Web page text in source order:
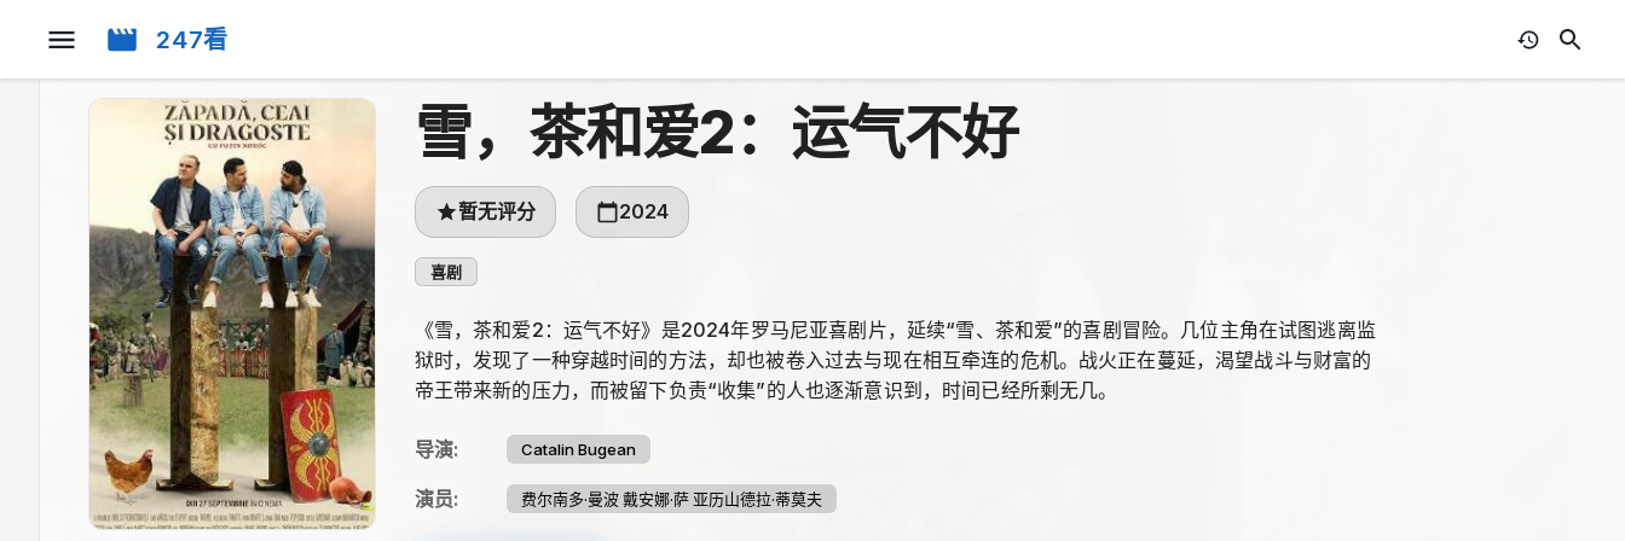
247看
雪，茶和爱2：运气不好
暂无评分 2024
喜剧
《雪，茶和爱2：运气不好》是2024年罗马尼亚喜剧片，延续“雪、茶和爱”的喜剧冒险。几位主角在试图逃离监
狱时，发现了一种穿越时间的方法，却也被卷入过去与现在相互牵连的危机。战火正在蔓延，渴望战斗与财富的
帝王带来新的压力，而被留下负责“收集”的人也逐渐意识到，时间已经所剩无几。
导演: Catalin Bugean
演员: 费尔南多·曼波 戴安娜·萨 亚历山德拉·蒂莫夫